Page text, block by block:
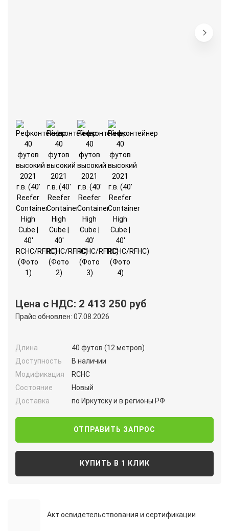
Цена с НДС: 2 413 250 руб
Прайс обновлен: 07.08.2026
Длина
40 футов (12 метров)
Доступность
В наличии
Модификация
RCHC
Состояние
Новый
Доставка
по Иркутску и в регионы РФ
ОТПРАВИТЬ ЗАПРОС
КУПИТЬ В 1 КЛИК
Акт освидетельствования и сертификации